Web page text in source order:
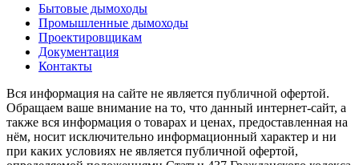
Бытовые дымоходы
Промышленные дымоходы
Проектировщикам
Документация
Контакты
Вся информация на сайте не является публичной офертой.
Обращаем ваше внимание на то, что данный интернет-сайт, а
также вся информация о товарах и ценах, предоставленная на
нём, носит исключительно информационный характер и ни
при каких условиях не является публичной офертой,